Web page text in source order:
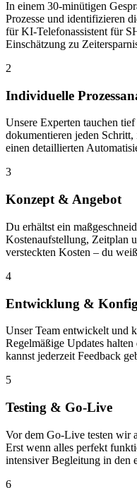
In einem 30-minütigen
Prozesse und identifizieren
für KI-Telefonassistent für
Einschätzung zu
2
Individuelle
Unsere Experten tauchen
dokumentieren jeden
einen detaillierten
3
Konzept & Angebot
Du erhältst ein
Kostenaufstellung, Zeitplan
versteckten Kosten – du
4
Entwicklung &
Unser Team entwickelt und
Regelmäßige Updates
kannst jederzeit Feedback
5
Testing & Go-Live
Vor dem Go-Live testen wir
Erst wenn alles perfekt
intensiver Begleitung in den
6